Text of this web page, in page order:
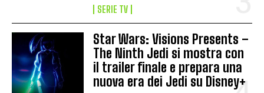
SERIE TV
Star Wars: Visions Presents –
The Ninth Jedi si mostra con
il trailer finale e prepara una
nuova era dei Jedi su Disney+